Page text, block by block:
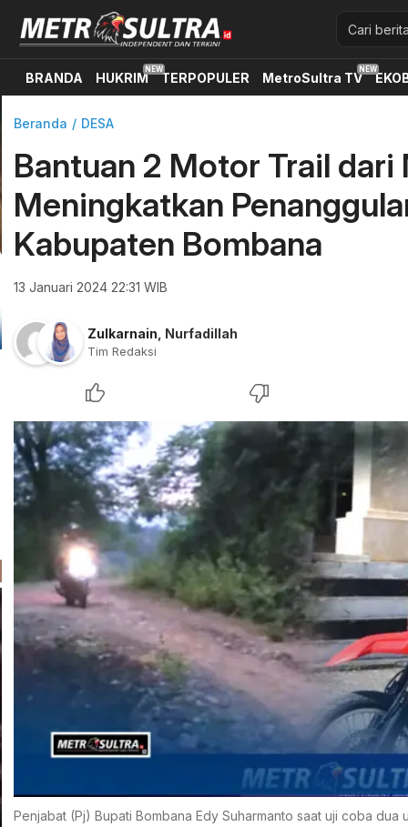
BRANDA HUKRIM TERPOPULER MetroSultra TV
Beranda DESA
Bantuan 2 Motor Trail
Meningkatkan
Kabupaten Bombana
13 Januari 2024 22:31 WIB
Zulkarnain Nurfadillah
Tim Redaksi
Penjabat (Pj) Bupati Bombana Edy Suharmanto saat uji coba